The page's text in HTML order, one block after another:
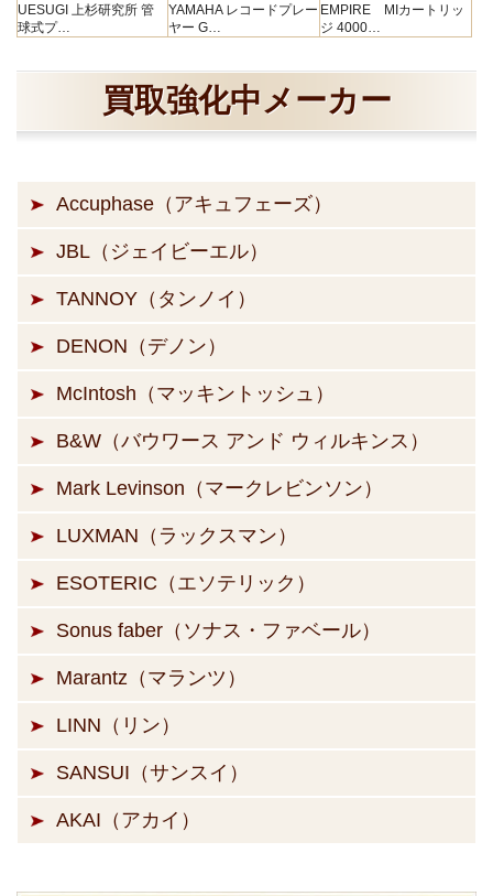
UESUGI 上杉研究所 管
球式プ…
YAMAHA レコードプレー
ヤー G…
EMPIRE MIカートリッ
ジ 4000…
買取強化中メーカー
Accuphase（アキュフェーズ）
JBL（ジェイビーエル）
TANNOY（タンノイ）
DENON（デノン）
McIntosh（マッキントッシュ）
B&W（バウワース アンド ウィルキンス）
Mark Levinson（マークレビンソン）
LUXMAN（ラックスマン）
ESOTERIC（エソテリック）
Sonus faber（ソナス・ファベール）
Marantz（マランツ）
LINN（リン）
SANSUI（サンスイ）
AKAI（アカイ）